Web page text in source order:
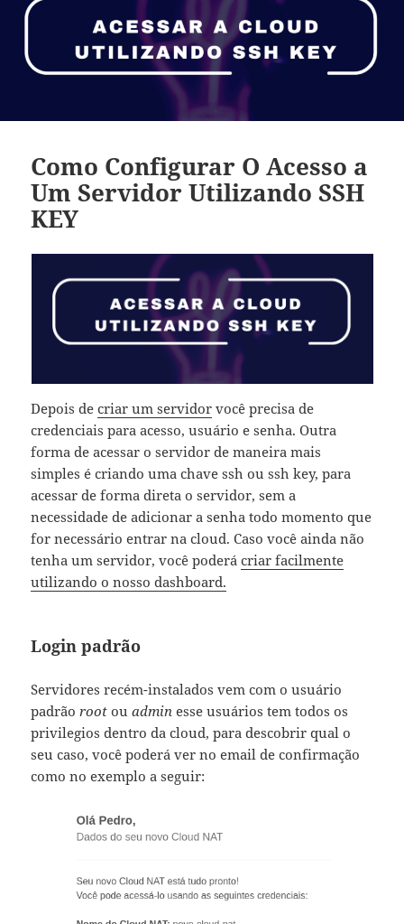
Como Configurar O Acesso a
Um Servidor Utilizando SSH
KEY
Depois decriar um servidor você precisa de
credenciais para acesso, usuário e senha. Outra
forma de acessar o servidor de maneira mais
simples é criando uma chave ssh ou ssh key, para
acessar de forma direta o servidor, sem a
necessidade de adicionar a senha todo momento que
for necessário entrar na cloud. Caso você ainda não
tenha um servidor, você poderácriar facilmente
utilizando o nosso dashboard.
Login padrão
Servidores recém-instalados vem com o usuário
padrãoroot ouadmin esse usuários tem todos os
privilegios dentro da cloud, para descobrir qual o
seu caso, você poderá ver no email de confirmação
como no exemplo a seguir: